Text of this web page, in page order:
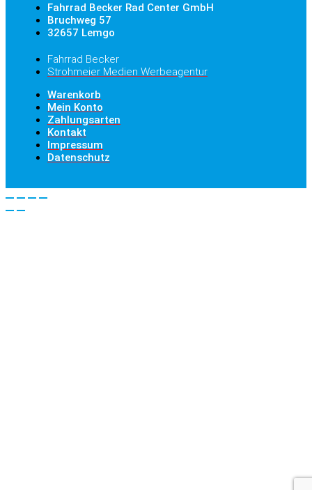
Fahrrad Becker Rad Center GmbH
Bruchweg 57
32657 Lemgo
Fahrrad Becker
Strohmeier Medien Werbeagentur
Warenkorb
Mein Konto
Zahlungsarten
Kontakt
Impressum
Datenschutz